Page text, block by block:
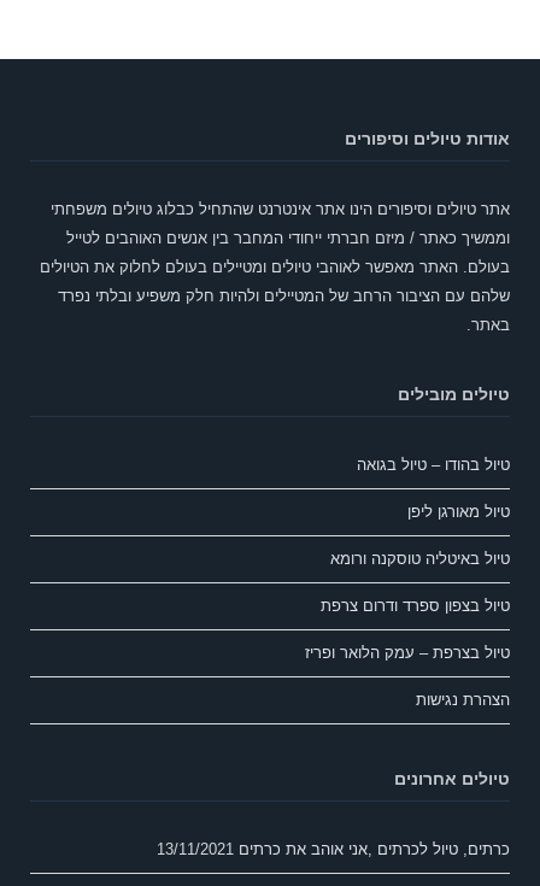
אודות טיולים וסיפורים
אתר טיולים וסיפורים הינו אתר אינטרנט שהתחיל כבלוג טיולים משפחתי
וממשיך כאתר / מיזם חברתי ייחודי המחבר בין אנשים האוהבים לטייל
בעולם. האתר מאפשר לאוהבי טיולים ומטיילים בעולם לחלוק את הטיולים
שלהם עם הציבור הרחב של המטיילים ולהיות חלק משפיע ובלתי נפרד
באתר.
טיולים מובילים
טיול בהודו – טיול בגואה
טיול מאורגן ליפן
טיול באיטליה טוסקנה ורומא
טיול בצפון ספרד ודרום צרפת
טיול בצרפת – עמק הלואר ופריז
הצהרת נגישות
טיולים אחרונים
כרתים, טיול לכרתים ,אני אוהב את כרתים 13/11/2021